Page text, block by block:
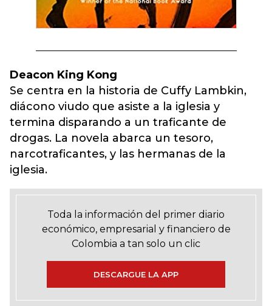
Deacon King Kong
Se centra en la historia de Cuffy Lambkin,
diácono viudo que asiste a la iglesia y
termina disparando a un traficante de
drogas. La novela abarca un tesoro,
narcotraficantes, y las hermanas de la
iglesia.
Toda la información del primer diario
económico, empresarial y financiero de
Colombia a tan solo un clic
DESCARGUE LA APP